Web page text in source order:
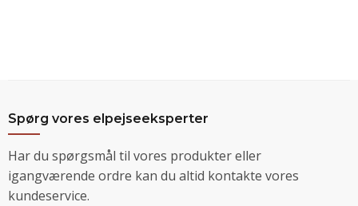
Spørg vores elpejseeksperter
Har du spørgsmål til vores produkter eller
igangværende ordre kan du altid kontakte vores
kundeservice.